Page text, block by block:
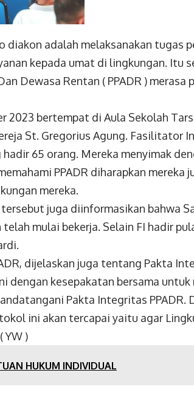
diakon adalah melaksanakan tugas
kepada umat di lingkungan. Itu
Dewasa Rentan ( PPADR )
2023 bertempat di Aula Sekolah
St. Gregorius Agung. Fasilitator
hadir 65 orang. Mereka menyimak
PPADR diharapkan
mereka.
juga diinformasikan bahwa
mulai bekerja. Selain FI hadir
dijelaskan juga tentang Pakta
dengan kesepakatan bersama untuk
Pakta Integritas PPADR.
ini akan tercapai yaitu agar
YW )
HUKUM INDIVIDUAL